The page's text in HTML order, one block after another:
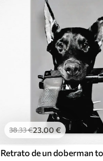
38.33€23.00 €
Retrato de un doberman